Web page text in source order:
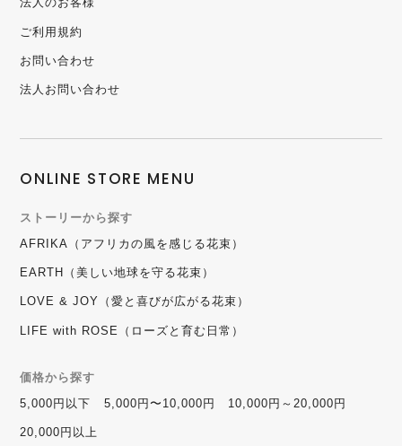
ご利用規約
お問い合わせ
法人お問い合わせ
ONLINE STORE MENU
ストーリーから探す
AFRIKA（アフリカの風を感じる花束）
EARTH（美しい地球を守る花束）
LOVE & JOY（愛と喜びが広がる花束）
LIFE with ROSE（ローズと育む日常）
価格から探す
5,000円以下
5,000円〜10,000円 10,000円～20,000円
20,000円以上